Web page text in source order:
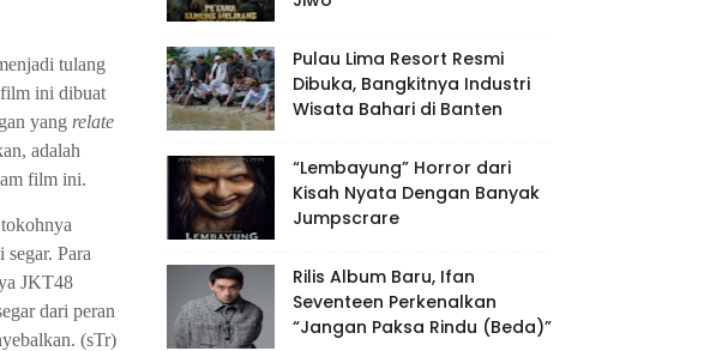
tulang
film ini dibuat
yang relate
adalah
film ini.
Para
JKT48
dari peran
(sTr)
Pulau Lima Resort Resmi
Dibuka, Bangkitnya Industri
Wisata Bahari di Banten
“Lembayung” Horror dari
Kisah Nyata Dengan Banyak
Jumpscrare
Rilis Album Baru, Ifan
Seventeen Perkenalkan
“Jangan Paksa Rindu (Beda)”